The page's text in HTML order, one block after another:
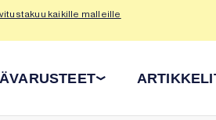
kaikille malleille